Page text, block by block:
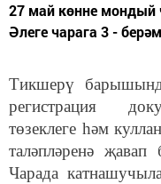
27 май көнне
Әлеге чарага 3 -
Тикшерү
регистрация
төзеклеге һәм
таләпләренә
Чарада